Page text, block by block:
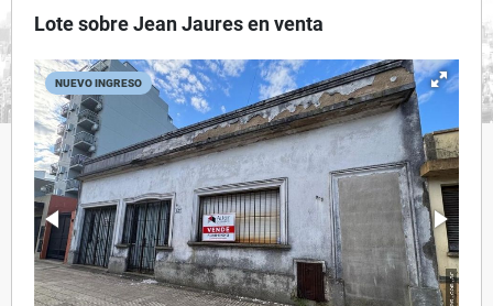
Lote sobre Jean Jaures en venta
NUEVO INGRESO